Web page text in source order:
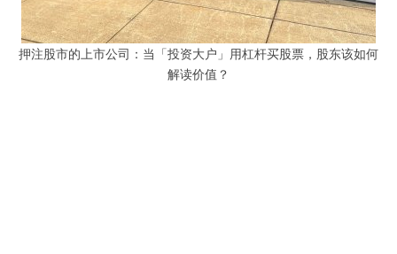
押注股市的上市公司：当「投资大户」用杠杆买股票，股东该如何
解读价值？